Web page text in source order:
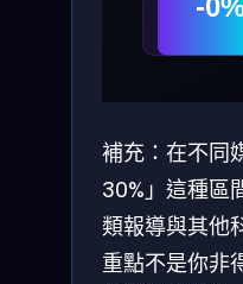
-
補充：在不同
30%」這種區
類報導與其他
重點不是你非